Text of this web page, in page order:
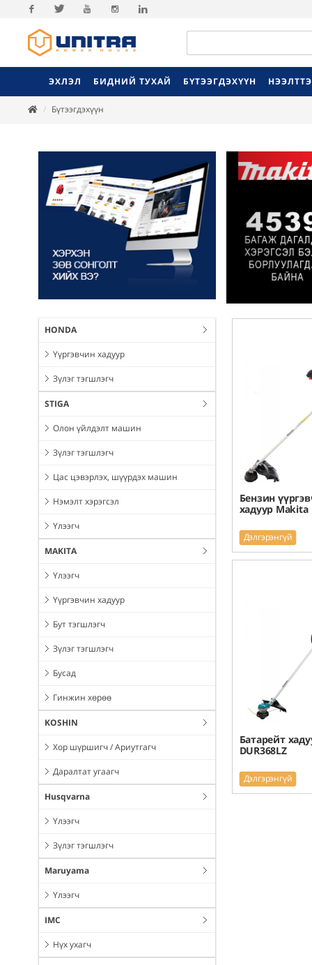
Facebook
ЭХЛЭЛ БИДНИЙ ТУХАЙ БҮТЭЭГДЭХҮҮН
Бүтээгдэхүүн
HONDA
Үүргэвчин хадуур
Зүлэг тэгшлэгч
STIGA
Олон үйлдэлт машин
Зүлэг тэгшлэгч
Цас цэвэрлэх, шүүрдэх машин
Нэмэлт хэрэгсэл
Үлээгч
MAKITA
Үлээгч
Үүргэвчин хадуур
Бут тэгшлэгч
Зүлэг тэгшлэгч
Бусад
Гинжин хөрөө
KOSHIN
Хор шүршигч / Ариутгагч
Даралтат угаагч
Husqvarna
Үлээгч
Зүлэг тэгшлэгч
Maruyama
Үлээгч
IMC
Нүх ухагч
Бензин
хадуур Makita
Дэлгэрэнгүй
Батарейт
DUR368LZ
Дэлгэрэнгүй